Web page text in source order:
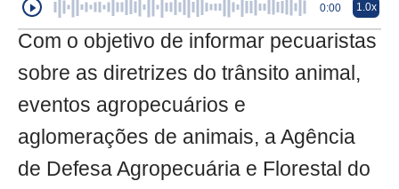
0:00 1.0x
Com o objetivo de informar pecuaristas
sobre as diretrizes do trânsito animal,
eventos agropecuários e
aglomerações de animais, a Agência
de Defesa Agropecuária e Florestal do